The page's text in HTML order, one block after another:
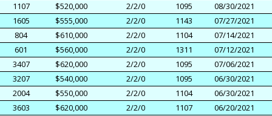
1107
$520,000 2/2/0 1095
08/30/2021
1605
$555,000 2/2/0 1143
07/27/2021
804
$610,000 2/2/0 1104
07/14/2021
601
$560,000 2/2/0 1311
07/12/2021
3407
$620,000 2/2/0 1095
07/06/2021
3207
$540,000 2/2/0 1095
06/30/2021
2004
$550,000 2/2/0 1104
06/30/2021
3603
$620,000 2/2/0 1107
06/20/2021